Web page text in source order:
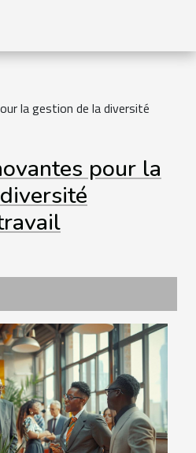
la gestion de la diversité
pour la